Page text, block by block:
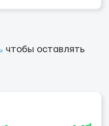
чтобы оставлять